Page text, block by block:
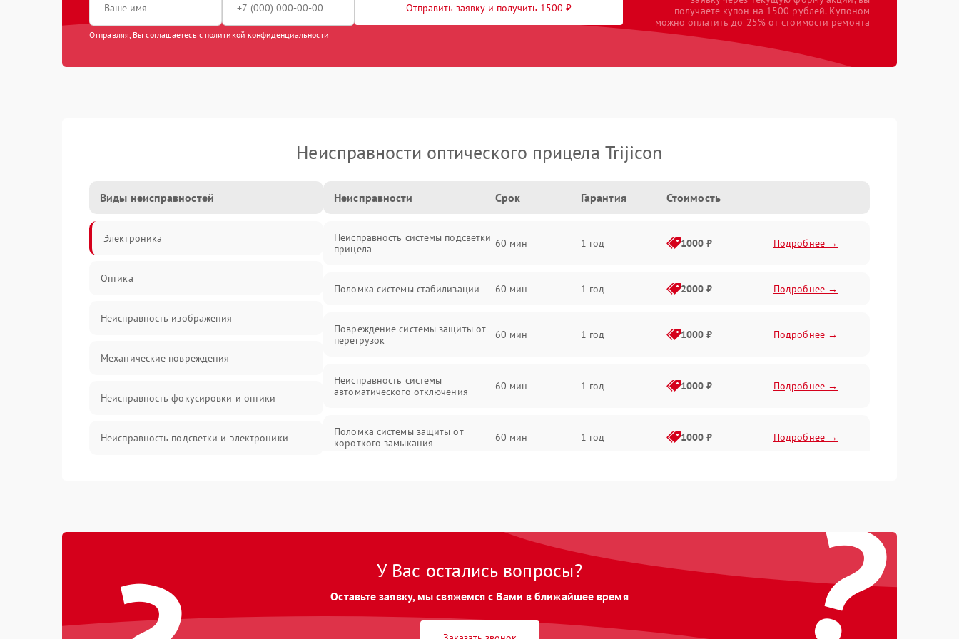
Отправить заявку и получить 1500 ₽
Отправляя, Вы соглашаетесь с политикой конфиденциальности
получаете купон на 1500 рублей. Купоном
можно оплатить до 25% от стоимости ремонта
Неисправности оптического прицела Trijicon
Виды неисправностей
Электроника
Оптика
Неисправность изображения
Механические повреждения
Неисправность фокусировки и оптики
Неисправность подсветки и электроники
Управление
Неисправности Срок Гарантия Стоимость
Неисправность системы подсветки
прицела
60 мин 1 год 1000 ₽ Подробнее →
Поломка системы стабилизации 60 мин 1 год 2000 ₽ Подробнее →
Повреждение системы защиты от
перегрузок
60 мин 1 год 1000 ₽ Подробнее →
Неисправность системы
автоматического отключения
60 мин 1 год 1000 ₽ Подробнее →
Поломка системы защиты от
короткого замыкания
60 мин 1 год 1000 ₽ Подробнее →
Неисправность системы защиты от
60 мин Подробнее →
замыкания
60 мин Подробнее →
?
У Вас остались вопросы?
Оставьте заявку, мы свяжемся с Вами в ближайшее время